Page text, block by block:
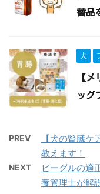
替品
犬
【
ッグ
PREV
【犬の腎臓
教えます！
NEXT
ビーグルの適
養管理士が解